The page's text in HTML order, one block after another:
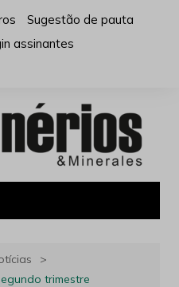
Sugestão de pauta
assinantes
trimestre